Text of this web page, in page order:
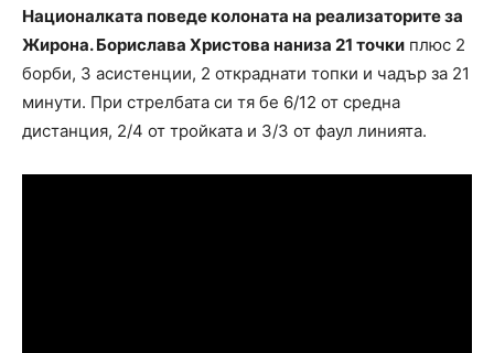
Националката поведе колоната на реализаторите за
Жирона. Борислава Христова наниза 21 точки плюс 2
борби, 3 асистенции, 2 откраднати топки и чадър за 21
минути. При стрелбата си тя бе 6/12 от средна
дистанция, 2/4 от тройката и 3/3 от фаул линията.